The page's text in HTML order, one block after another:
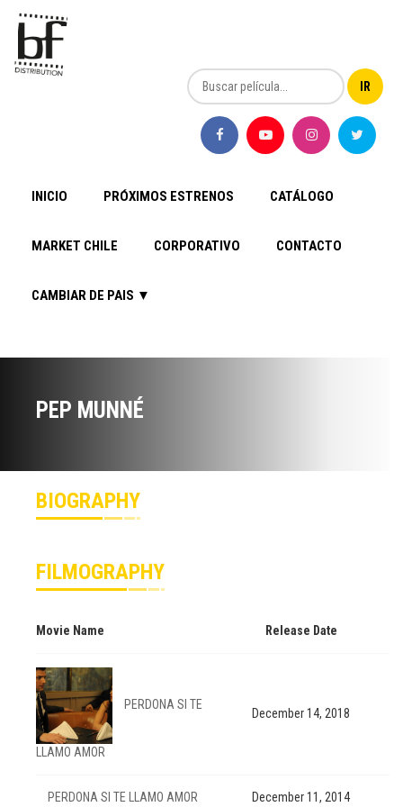
INICIO PRÓXIMOS ESTRENOS CATÁLOGO
MARKET CHILE CORPORATIVO CONTACTO
CAMBIAR DE PAIS ▼
PEP MUNNÉ
BIOGRAPHY
FILMOGRAPHY
Movie Name Release Date
PERDONA SI TE
LLAMO AMOR
December 14, 2018
PERDONA SI TE LLAMO AMOR December 11, 2014